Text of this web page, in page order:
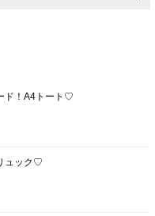
ド！A4トート♡
ュック♡